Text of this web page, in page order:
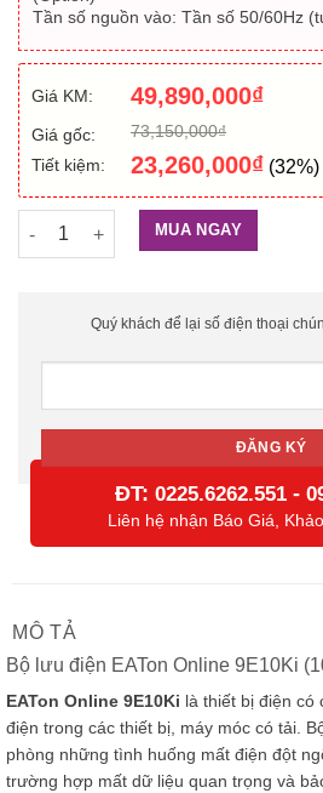
Tần số nguồn vào: Tần số 50/60Hz
Giá KM: 49,890,000₫
Giá gốc: 73,150,000₫
Tiết kiệm:
23,260,000₫ (32%)
Bộ lưu điện Eaton 9E10Ki (Online/
MUA NGAY
Quý khách để lại số điện thoại
ĐT: 0225.6262.551 -
Liên hệ nhận Báo Giá,
MÔ TẢ
Bộ lưu điện EATon Online 9E10Ki
EATon Online 9E10Ki là thiết bị điện có
điện trong các thiết bị, máy móc có tải.
phòng những tình huống mất điện đột
trường hợp mất dữ liệu quan trọng và